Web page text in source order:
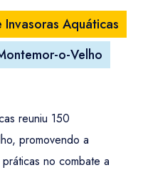
Aquáticas
o-Velho
reuniu 150
promovendo a
no combate a